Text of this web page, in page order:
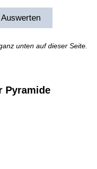
unten auf dieser Seite.
Pyramide